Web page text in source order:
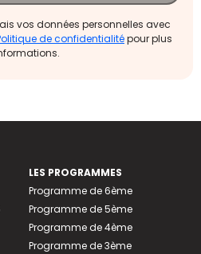
vos données personnelles avec
de confidentialitépour plus
LES PROGRAMMES
Programme de 6ème
Programme de 5ème
Programme de 4ème
Programme de 3ème